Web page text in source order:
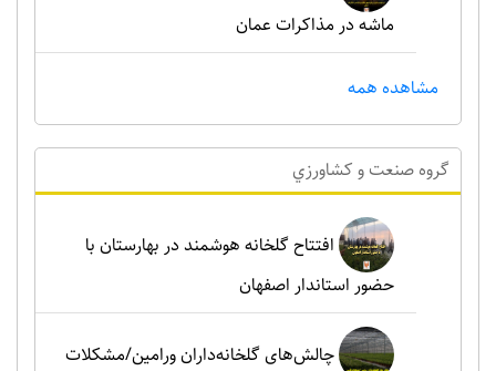
ماشه در مذاکرات عمان
مشاهده همه
گروه صنعت و کشاورزي
افتتاح گلخانه هوشمند در بهارستان با
حضور استاندار اصفهان
چالش‌های گلخانه‌داران ورامین/مشکلات